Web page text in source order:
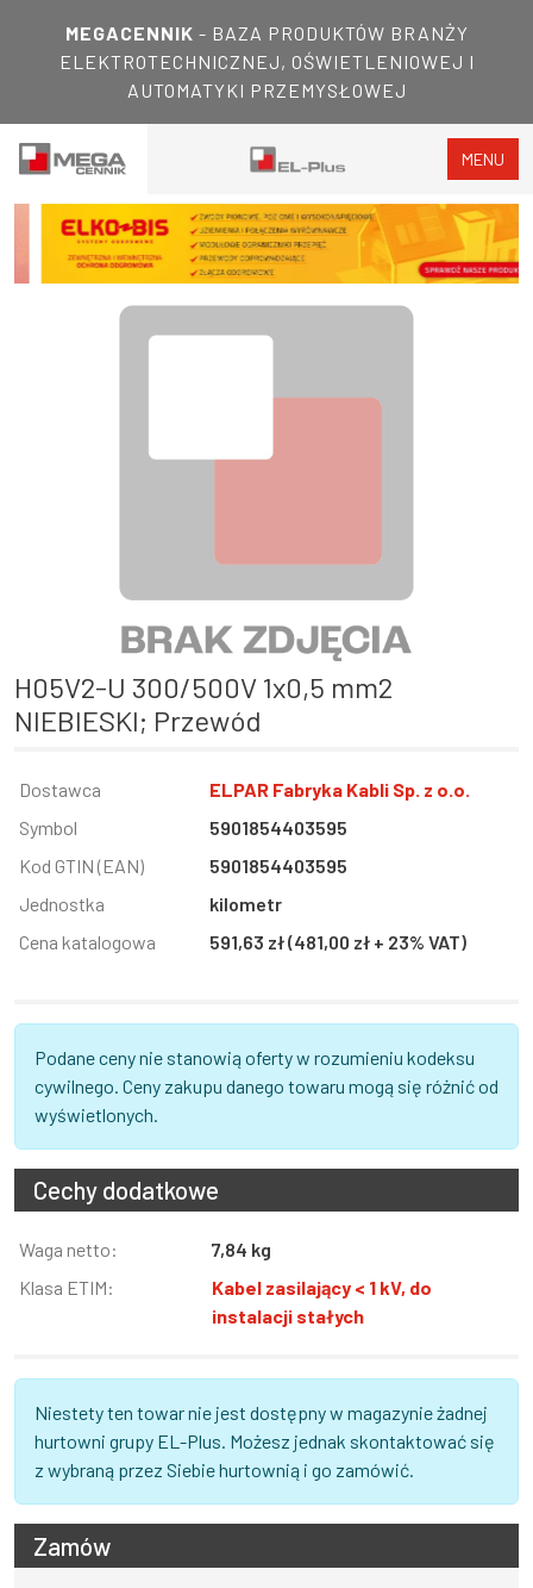
MEGACENNIK - BAZA PRODUKTÓW BRANŻY
ELEKTROTECHNICZNEJ, OŚWIETLENIOWEJ I
AUTOMATYKI PRZEMYSŁOWEJ
MENU
H05V2-U 300/500V 1x0,5 mm2
NIEBIESKI; Przewód
Informacja
Wartość
Dostawca
ELPAR Fabryka Kabli Sp. z o.o.
Symbol
5901854403595
Kod GTIN (EAN)
5901854403595
Jednostka
kilometr
Cena katalogowa
591,63 zł (481,00 zł + 23% VAT)
Podane ceny nie stanowią oferty w rozumieniu kodeksu
cywilnego. Ceny zakupu danego towaru mogą się różnić od
wyświetlonych.
Cechy dodatkowe
Informacja
Wartość
Waga netto:
7,84 kg
Klasa ETIM:
Kabel zasilający < 1 kV, do
instalacji stałych
Niestety ten towar nie jest dostępny w magazynie żadnej
hurtowni grupy EL-Plus. Możesz jednak skontaktować się
z wybraną przez Siebie hurtownią i go zamówić.
Zamów